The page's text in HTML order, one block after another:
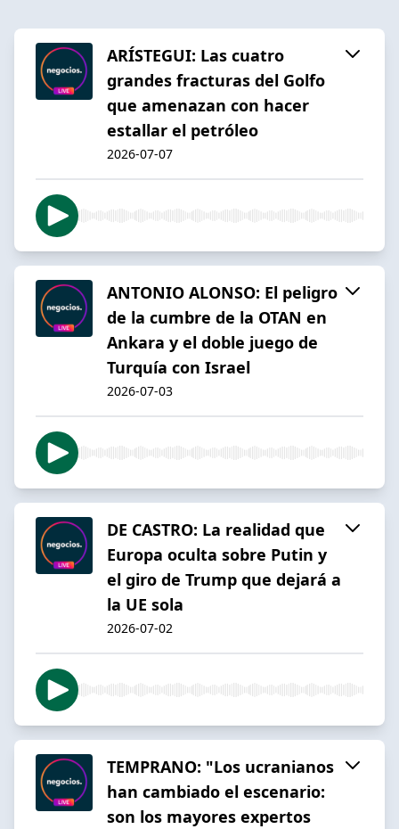
ARÍSTEGUI: Las cuatro
grandes fracturas del Golfo
que amenazan con hacer
estallar el petróleo
2026-07-07
ANTONIO ALONSO: El peligro
de la cumbre de la OTAN en
Ankara y el doble juego de
Turquía con Israel
2026-07-03
DE CASTRO: La realidad que
Europa oculta sobre Putin y
el giro de Trump que dejará a
la UE sola
2026-07-02
TEMPRANO: "Los ucranianos
han cambiado el escenario:
son los mayores expertos